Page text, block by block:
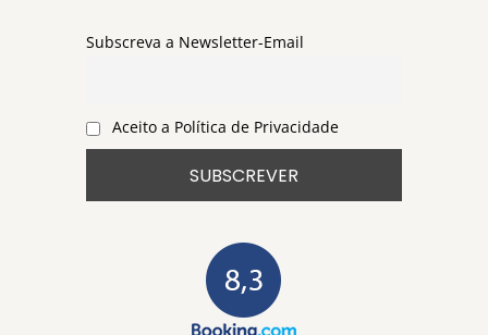
Subscreva a Newsletter-Email
Aceito a Política de Privacidade